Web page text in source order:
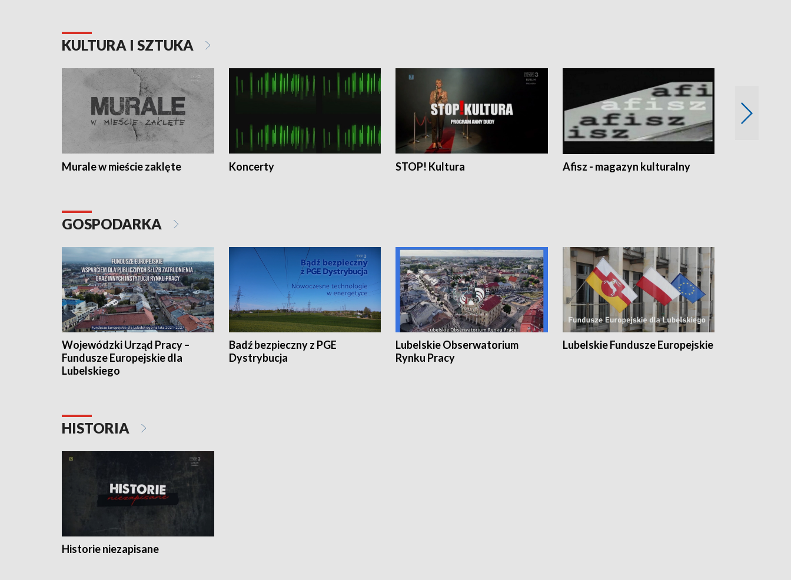
KULTURA I SZTUKA
Murale w mieście zaklęte Koncerty STOP! Kultura Afisz - magazyn kulturalny
GOSPODARKA
Wojewódzki Urząd Pracy –
Fundusze Europejskie dla
Lubelskiego
Badź bezpieczny z PGE
Dystrybucja
Lubelskie Obserwatorium
Rynku Pracy
Lubelskie Fundusze Europejskie
HISTORIA
Historie niezapisane